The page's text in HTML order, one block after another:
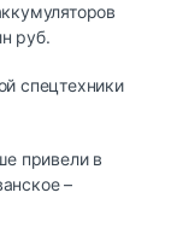
руб.
спецтехники
привели в
–